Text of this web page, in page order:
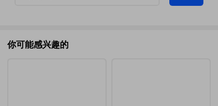
你可能感兴趣的